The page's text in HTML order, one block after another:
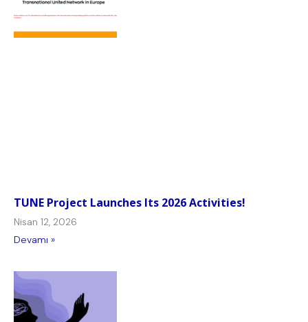
TUNE Project Launches Its 2026 Activities!
Nisan 12, 2026
Devamı »